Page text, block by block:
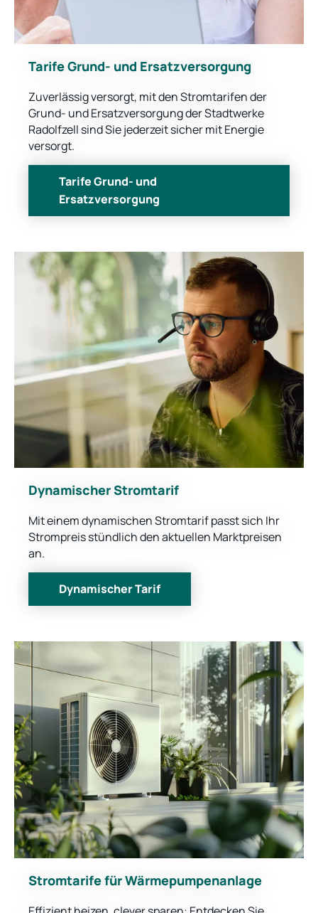
Tarife Grund- und Ersatzversorgung
Zuverlässig versorgt, mit den Stromtarifen der
Grund- und Ersatzversorgung der Stadtwerke
Radolfzell sind Sie jederzeit sicher mit Energie
versorgt.
Tarife Grund- und
Ersatzversorgung
Dynamischer Stromtarif
Mit einem dynamischen Stromtarif passt sich Ihr
Strompreis stündlich den aktuellen Marktpreisen
an.
Dynamischer Tarif
Stromtarife für Wärmepumpenanlage